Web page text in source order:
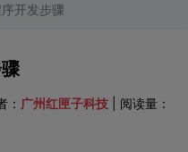
开发步骤
广州红匣子科技 | 阅读量：